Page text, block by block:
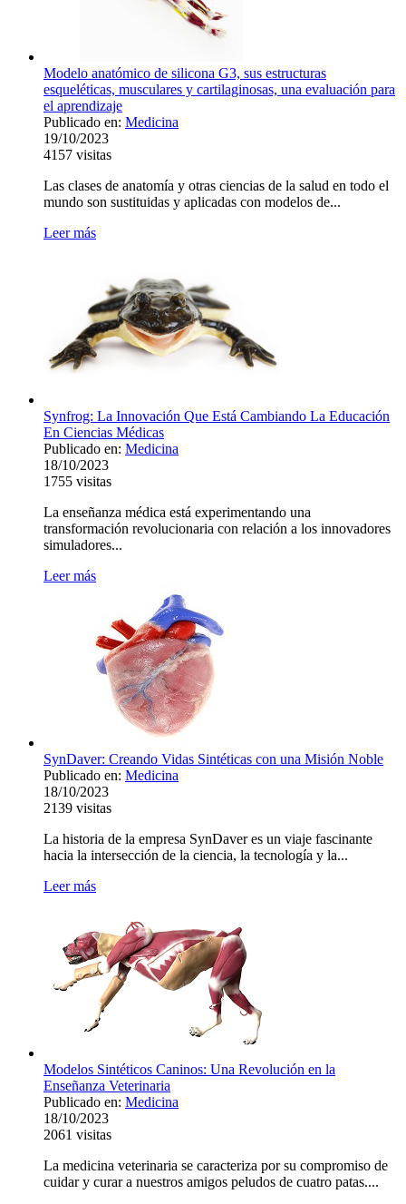
Modelo anatómico de silicona G3, sus estructuras
esqueléticas, musculares y cartilaginosas, una evaluación para
el aprendizaje
Publicado en: Medicina
19/10/2023
4157 visitas
Las clases de anatomía y otras ciencias de la salud en todo el
mundo son sustituidas y aplicadas con modelos de...
Leer más
Synfrog: La Innovación Que Está Cambiando La Educación
En Ciencias Médicas
Publicado en: Medicina
18/10/2023
1755 visitas
La enseñanza médica está experimentando una
transformación revolucionaria con relación a los innovadores
simuladores...
Leer más
SynDaver: Creando Vidas Sintéticas con una Misión Noble
Publicado en: Medicina
18/10/2023
2139 visitas
La historia de la empresa SynDaver es un viaje fascinante
hacia la intersección de la ciencia, la tecnología y la...
Leer más
Modelos Sintéticos Caninos: Una Revolución en la
Enseñanza Veterinaria
Publicado en: Medicina
18/10/2023
2061 visitas
La medicina veterinaria se caracteriza por su compromiso de
cuidar y curar a nuestros amigos peludos de cuatro patas....